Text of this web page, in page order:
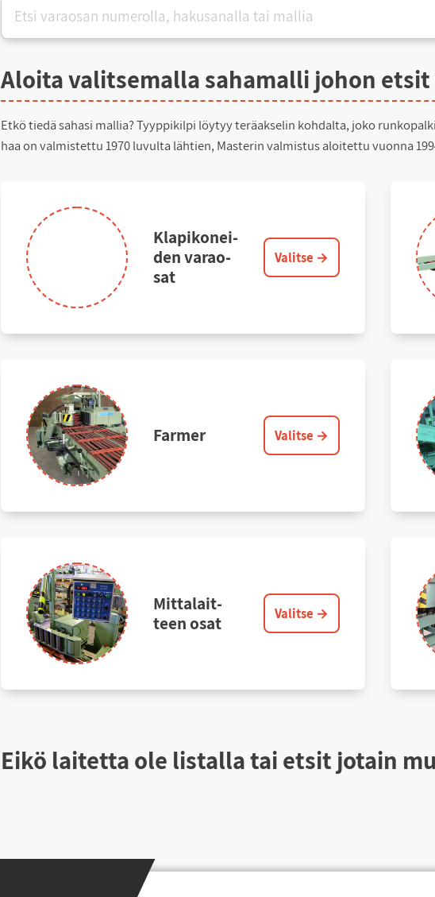
Aloi­ta va­lit­se­mal­la sa­ha­mal­li jo­hon et­sit
Et­kö tie­dä sa­ha­si mal­lia? Tyyp­pi­kil­pi löy­tyy te­räak­se­lin koh­dal­ta, jo­ko
haa on val­mis­tet­tu 1970 lu­vul­ta läh­tien, Mas­te­rin val­mis­tus aloi­tet­tu vuon­na
Kla­pi­ko­nei­
den va­rao­
sat
Valitse →
Far­mer Valitse →
Mit­ta­lait­
teen osat
Valitse →
Ei­kö lai­tet­ta ole lis­tal­la tai et­sit jo­tain